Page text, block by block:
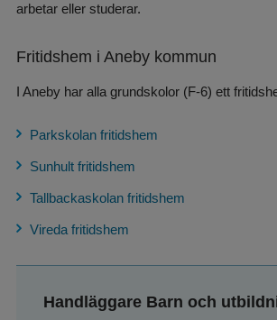
arbetar eller studerar.
Fritidshem i Aneby kommun
I Aneby har alla grundskolor (F-6) ett
Parkskolan fritidshem
Sunhult fritidshem
Tallbackaskolan fritidshem
Vireda fritidshem
Handläggare Barn och